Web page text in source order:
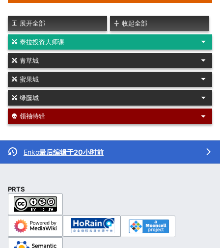
展开全部 收起全部
泰拉投资大师课
青草城
蜜果城
绿藤城
领袖特辑
Enko最后编辑于20小时前
PRTS